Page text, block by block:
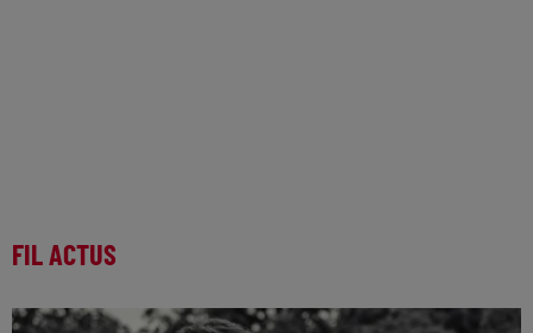
FIL ACTUS